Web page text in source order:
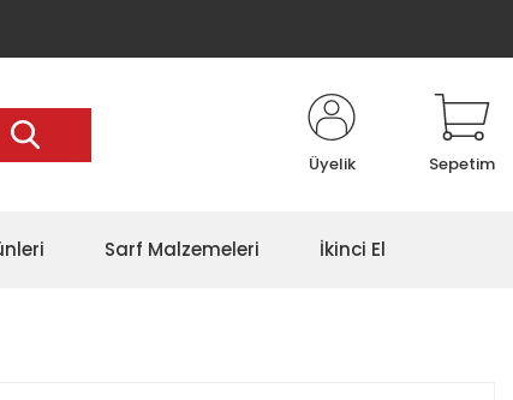
Üyelik Sepetim
Sarf Malzemeleri İkinci El